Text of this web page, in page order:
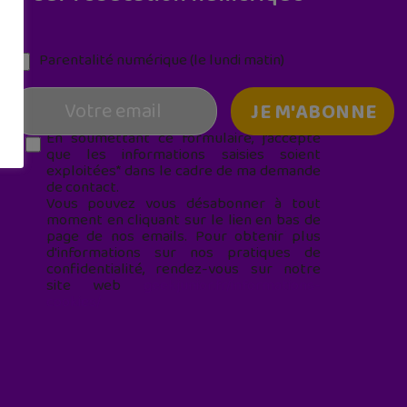
Parentalité numérique (le lundi matin)
En soumettant ce formulaire, j’accepte
que les informations saisies soient
exploitées* dans le cadre de ma demande
de contact.
Vous pouvez vous désabonner à tout
moment en cliquant sur le lien en bas de
page de nos emails. Pour obtenir plus
d'informations sur nos pratiques de
confidentialité, rendez-vous sur notre
site web